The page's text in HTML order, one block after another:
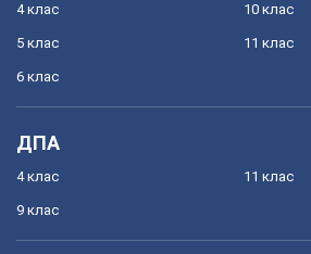
4 клас
5 клас
6 клас
10 клас
11 клас
ДПА
4 клас
9 клас
11 клас